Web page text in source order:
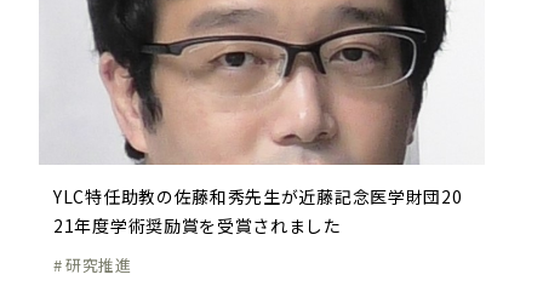
YLC特任助教の佐藤和秀先生が近藤記念医学財団20
21年度学術奨励賞を受賞されました
研究推進